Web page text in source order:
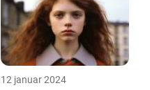
12 januar 2024